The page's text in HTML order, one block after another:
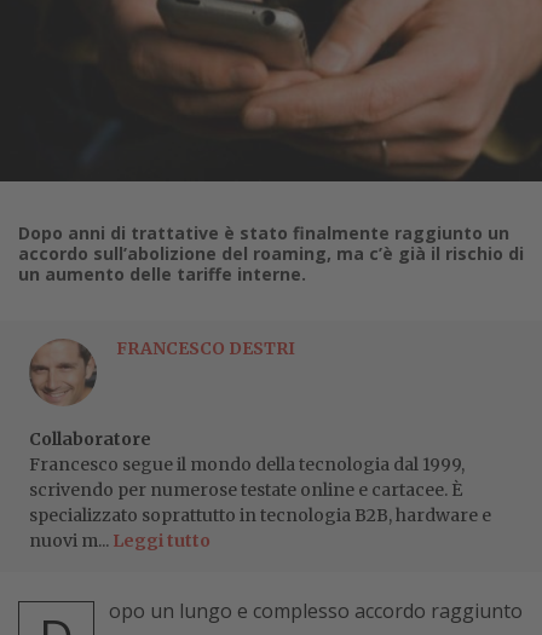
Dopo anni di trattative è stato finalmente raggiunto un
accordo sull’abolizione del roaming, ma c’è già il rischio di
un aumento delle tariffe interne.
FRANCESCO DESTRI
Collaboratore
Francesco segue il mondo della tecnologia dal 1999,
scrivendo per numerose testate online e cartacee. È
specializzato soprattutto in tecnologia B2B, hardware e
nuovi m... Leggi tutto
opo un lungo e complesso accordo raggiunto